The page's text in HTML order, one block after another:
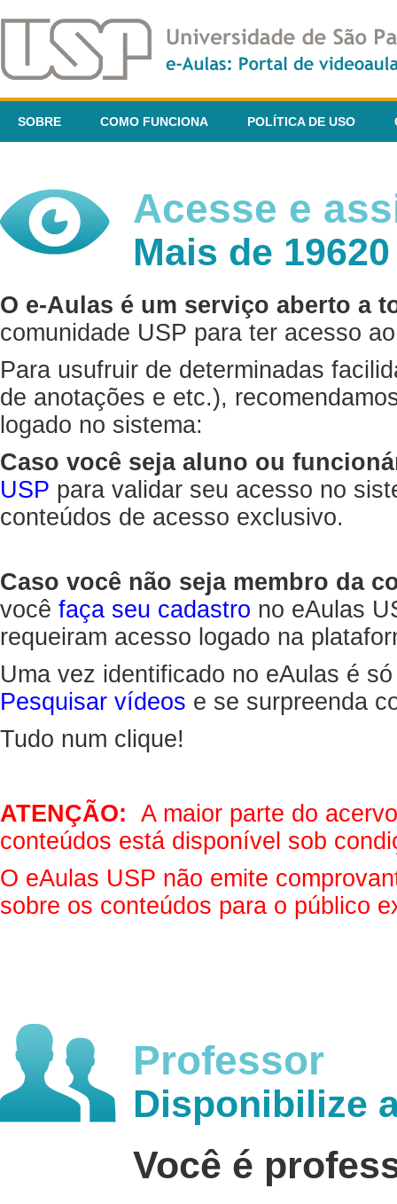
SOBRE COMO FUNCIONA POLÍTICA DE USO
Acesse e
Mais de
O e-Aulas é um serviço aberto a
comunidade USP para ter acesso
Para usufruir de determinadas
de anotações e etc.),
logado no sistema:
Caso você seja aluno ou
USP para validar seu acesso no
conteúdos de acesso exclusivo.
Caso você não seja membro da
você faça seu cadastro no eAulas
requeiram acesso logado na
Uma vez identificado no eAulas é
Pesquisar vídeos e se surpreenda
Tudo num clique!
ATENÇÃO: A maior parte do
conteúdos está disponível sob
O eAulas USP não emite
sobre os conteúdos para o público
Professor
Disponibilize
Você é